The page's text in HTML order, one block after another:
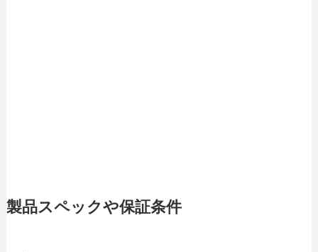
製品スペックや保証条件